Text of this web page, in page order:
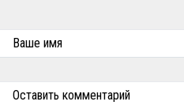
Ваше имя
Оставить комментарий